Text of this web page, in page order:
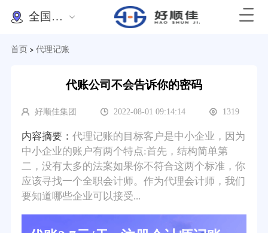
全国办理
首页 > 代理记账
代账公司不会告诉你的密码
好顺佳集团 2022-08-01 09:14:14 1319
内容摘要： 代理记账的目标客户是中小企业，因为
中小企业的账户有两个特点:首先，结构简单第
二，没有太多的法案如果你不符合这两个标准，你
应该寻找一个全职会计师。作为代理会计师，我们
要知道哪些企业可以接受...